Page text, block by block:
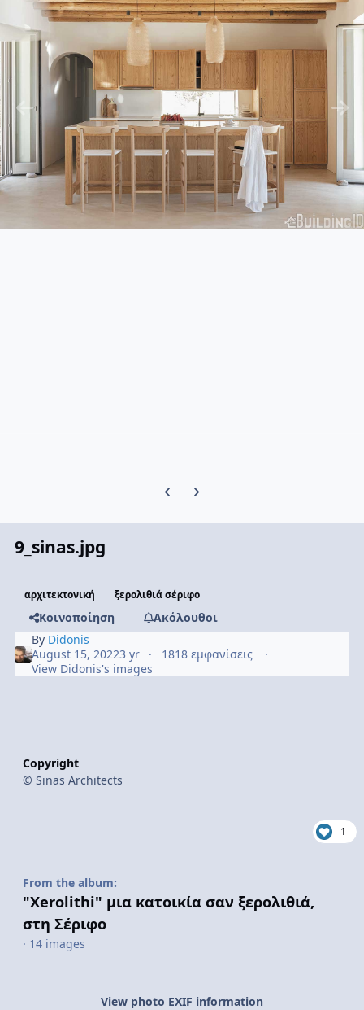
Previous carousel slide
Next carousel slide
9_sinas.jpg
αρχιτεκτονική ξερολιθιά σέριφο
Κοινοποίηση
Ακόλουθοι
By Didonis
August 15, 20223 yr
1818 εμφανίσεις
View Didonis's images
Copyright
© Sinas Architects
1
From the album:
"Xerolithi" μια κατοικία σαν ξερολιθιά,
στη Σέριφο
· 14 images
View photo EXIF information